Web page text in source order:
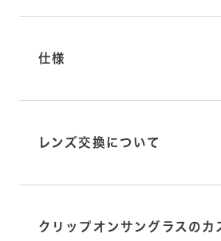
仕様
レンズ交換について
クリップオンサングラスのカ